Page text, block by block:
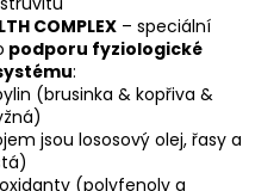
COMPLEX – speciální
podporu fyziologické
:
(brusinka & kopřiva &
jsou lososový olej, řasy a
(polyfenoly a